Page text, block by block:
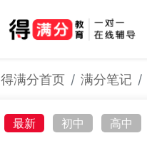
得满分首页 满分笔记
最新 初中 高中